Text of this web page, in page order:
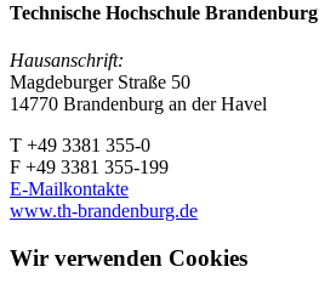
Technische Hochschule Brandenburg
Hausanschrift:
Magdeburger Straße 50
14770 Brandenburg an der Havel
T +49 3381 355-0
F +49 3381 355-199
E-Mailkontakte
www.th-brandenburg.de
Wir verwenden Cookies